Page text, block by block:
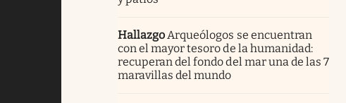
HallazgoArqueólogos se encuentran
con el mayor tesoro de la humanidad:
recuperan del fondo del mar una de las 7
maravillas del mundo